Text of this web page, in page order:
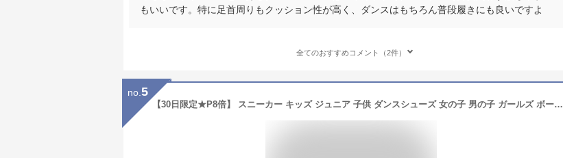
もいいです。特に足首周りもクッション性が高く、ダンスはもちろん普段履きにも良いですよ
全てのおすすめコメント（2件）
no. 5
【30日限定★P8倍】 スニーカー キッズ ジュニア 子供 ダンスシューズ 女の子 男の子 ガールズ ボーイズ 白 ホワイト 黒 ブラック ダンススニーカー カジュアルシューズ 靴 ハイカット おしゃれ シンプル パークアベニュー PARK AVENUE PA-8132